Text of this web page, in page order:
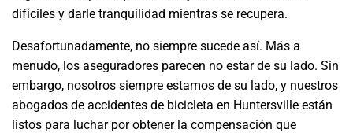
difíciles y darle tranquilidad mientras se recupera.
Desafortunadamente, no siempre sucede así. Más a
menudo, los aseguradores parecen no estar de su lado. Sin
embargo, nosotros siempre estamos de su lado, y nuestros
abogados de accidentes de bicicleta en Huntersville están
listos para luchar por obtener la compensación que